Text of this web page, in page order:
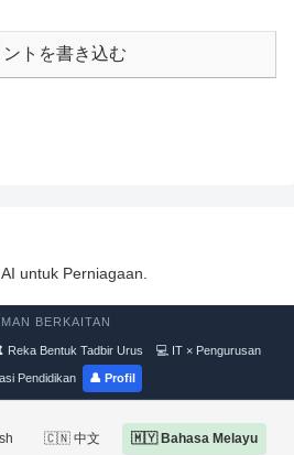
ントを書き込む
untuk Perniagaan.
BERKAITAN
Bentuk Tadbir Urus 💻 IT × Pengurusan
Pendidikan 👤 Profil
🇨🇳 中文 🇲🇾 Bahasa Melayu